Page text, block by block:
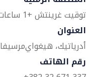
توقيت غرينتش +1 ساعات
العنوان
أدرياتيك، هيغواي
رقم الهاتف